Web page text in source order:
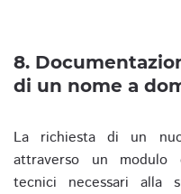
8.
di un nome a
La richiesta di un
attraverso un
tecnici necessari alla